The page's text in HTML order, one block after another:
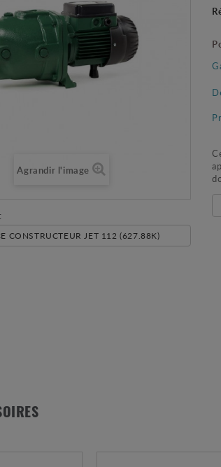
Agrandir l'image
CONSTRUCTEUR JET 112 (627.88K)